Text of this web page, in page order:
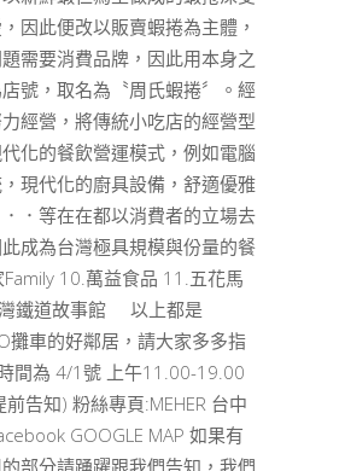
因此便改以販賣蝦捲為主體，
需要消費品牌，因此用本身之
號，取名為〝周氏蝦捲〞。經
經營，將傳統小吃店的經營型
化的餐飲營運模式，例如電腦
現代化的廚具設備，舒適優雅
．等在在都以消費者的立場去
成為台灣極具規模與份量的餐
10.萬益食品 11.五花馬
鐵道故事館 以上都是
攤車的好鄰居，請大家多多指
間為 4/1號 上午11.00-19.00
告知) 粉絲專頁:MEHER 台中
GOOGLE MAP 如果有
部分請踴躍跟我們告知，我們